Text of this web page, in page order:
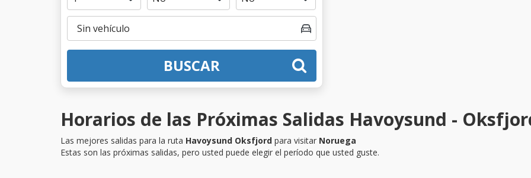
BUSCAR
Horarios de las Próximas Salidas Havoysund -
Las mejores salidas para la ruta Havoysund Oksfjord para visitar Noruega
Estas son las próximas salidas, pero usted puede elegir el período que usted guste.